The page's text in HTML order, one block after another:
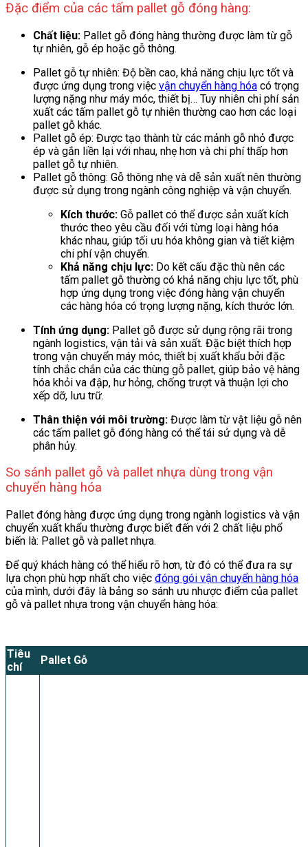
Đặc điểm của các tấm pallet gỗ đóng hàng:
Chất liệu: Pallet gỗ đóng hàng thường được làm từ gỗ
tự nhiên, gỗ ép hoặc gỗ thông.
Pallet gỗ tự nhiên: Độ bền cao, khả năng chịu lực tốt và
được ứng dụng trong việc vận chuyển hàng hóa có trọng
lượng nặng như máy móc, thiết bị… Tuy nhiên chi phí sản
xuất các tấm pallet gỗ tự nhiên thường cao hơn các loại
pallet gỗ khác.
Pallet gỗ ép: Được tạo thành từ các mảnh gỗ nhỏ được
ép và gắn liền lại với nhau, nhẹ hơn và chi phí thấp hơn
pallet gỗ tự nhiên.
Pallet gỗ thông: Gỗ thông nhẹ và dễ sản xuất nên thường
được sử dụng trong ngành công nghiệp và vận chuyển.
Kích thước: Gỗ pallet có thể được sản xuất kích
thước theo yêu cầu đối với từng loại hàng hóa
khác nhau, giúp tối ưu hóa không gian và tiết kiệm
chi phí vận chuyển.
Khả năng chịu lực: Do kết cấu đặc thù nên các
tấm pallet gỗ thường có khả năng chịu lực tốt, phù
hợp ứng dụng trong việc đóng hàng vận chuyển
các hàng hóa có trọng lượng nặng, kích thước lớn.
Tính ứng dụng: Pallet gỗ được sử dụng rộng rãi trong
ngành logistics, vận tải và sản xuất. Đặc biệt thích hợp
trong vận chuyển máy móc, thiết bị xuất khẩu bởi đặc
tính chắc chắn của các thùng gỗ pallet, giúp bảo vệ hàng
hóa khỏi va đập, hư hỏng, chống trượt và thuận lợi cho
xếp dỡ, lưu trữ.
Thân thiện với môi trường: Được làm từ vật liệu gỗ nên
các tấm pallet gỗ đóng hàng có thể tái sử dụng và dễ
phân hủy.
So sánh pallet gỗ và pallet nhựa dùng trong vận
chuyển hàng hóa
Pallet đóng hàng được ứng dụng trong ngành logistics và vận
chuyển xuất khẩu thường được biết đến với 2 chất liệu phổ
biến là: Pallet gỗ và pallet nhựa.
Để quý khách hàng có thể hiểu rõ hơn, từ đó có thể đưa ra sự
lựa chọn phù hợp nhất cho việc đóng gói vận chuyển hàng hóa
của mình, dưới đây là bảng so sánh ưu nhược điểm của pallet
gỗ và pallet nhựa trong vận chuyển hàng hóa:
Tiêu
chí
Pallet Gỗ